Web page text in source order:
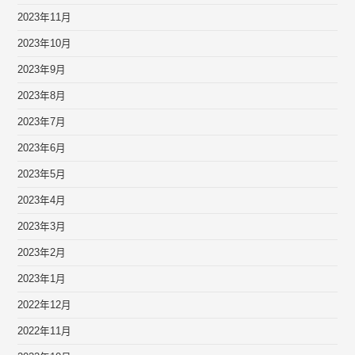
2023年11月
2023年10月
2023年9月
2023年8月
2023年7月
2023年6月
2023年5月
2023年4月
2023年3月
2023年2月
2023年1月
2022年12月
2022年11月